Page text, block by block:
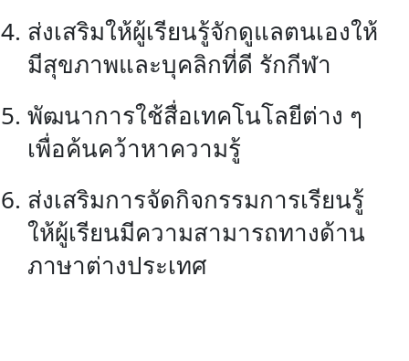
ส่งเสริมให้ผู้เรียนรู้จักดูแลตนเองให้
มีสุขภาพและบุคลิกที่ดี รักกีฬา
พัฒนาการใช้สื่อเทคโนโลยีต่าง ๆ
เพื่อค้นคว้าหาความรู้
ส่งเสริมการจัดกิจกรรมการเรียนรู้
ให้ผู้เรียนมีความสามารถทางด้าน
ภาษาต่างประเทศ